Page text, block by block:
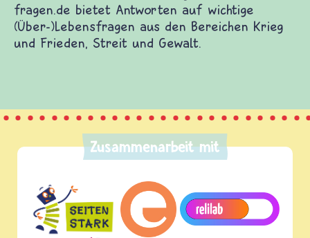
fragen.de bietet Antworten auf wichtige
(Über-)Lebensfragen aus den Bereichen Krieg
und Frieden, Streit und Gewalt.
Zusammenarbeit mit